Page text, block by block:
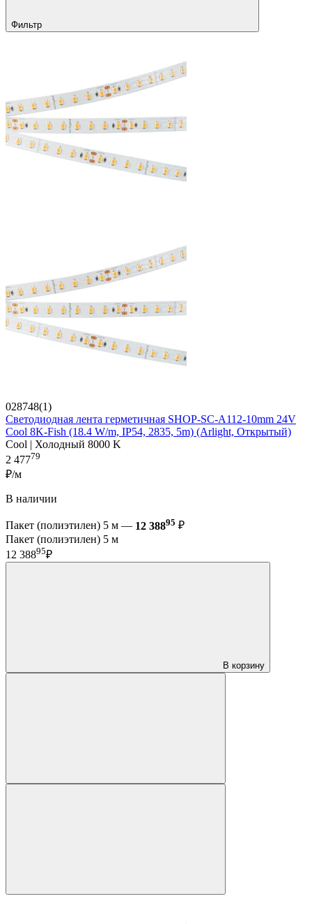
Фильтр
028748(1)
Светодиодная лента герметичная SHOP-SC-A112-10mm 24V
Cool 8K-Fish (18.4 W/m, IP54, 2835, 5m) (Arlight, Открытый)
Cool | Холодный 8000 K
2 47779
₽/м
В наличии
Пакет (полиэтилен) 5 м — 12 38895 ₽
Пакет (полиэтилен) 5 м
12 38895₽
В корзину